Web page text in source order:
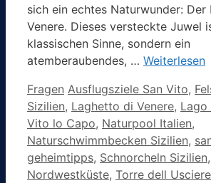
sich ein echtes Naturwunder: Der
Venere. Dieses versteckte Juwel
klassischen Sinne, sondern ein
atemberaubendes, … Weiterlesen
Kategorien
Fragen Schlagwörter
Ausflugsziele San Vito,
Sizilien, Laghetto di Venere, Lago
Vito lo Capo, Naturpool Italien,
Naturschwimmbecken Sizilien,
geheimtipps, Schnorcheln Sizilien,
Nordwestküste, Torre dell Usciere